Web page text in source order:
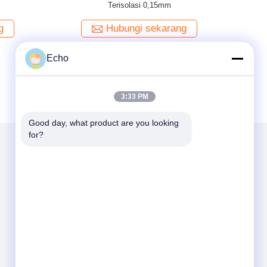
F Yellow 0.15mm Insulated TIW Wire
Hubungi sekarang
Echo
3:33 PM
Good day, what product are you looking
for?